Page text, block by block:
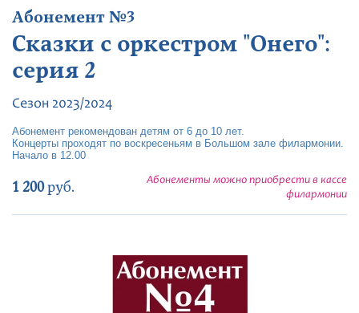
Абонемент №3
Сказки с оркестром "Онего":
серия 2
Сезон 2023/2024
Абонемент рекомендован детям от 6 до 10 лет.
Концерты проходят по воскресеньям в Большом зале филармонии.
Начало в 12.00
1 200руб.
Абонементы можно приобрести в кассе
филармонии